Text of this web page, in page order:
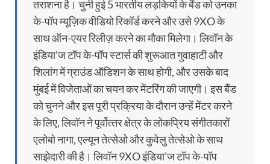
तराशना है। चुनी हुई 5 भारतीय लड़कियों के बैंड को उनका
के-पॉप म्यूज़िक वीडियो रिकॉर्ड करने और उसे 9XO के
साथ ऑन-एयर रिलीज़ करने का मौका मिलेगा। लिवॉन के
इंडिया’ज टॉप के-पॉप स्‍टार्स की शुरूआत गुवाहाटी और
शिलांग में ग्राउंड ऑडिशन के साथ होगी, और उसके बाद
मुंबई में विजेताओं का चयन कर मेंटरिंग की जाएगी। इस बैंड
को चुनने और इस पूरी प्रक्रिया के दौरान उन्‍हें मेंटर करने
के लिए, लिवॉन ने पूर्वोत्‍तर क्षेत्र के लोकप्रिय संगीतकारों
एलोबो नागा, एल्यून तेत्सेओ और कुवेलु तेत्सेओ के साथ
साझेदारी की है। लिवॉन 9XO इंडिया’ज टॉप के-पॉप